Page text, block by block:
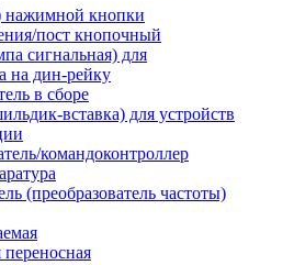
нажимной кнопки
пост кнопочный
сигнальная) для
на дин-рейку
в сборе
вставка) для устройств
командоконтроллер
(преобразователь частоты)
переносная